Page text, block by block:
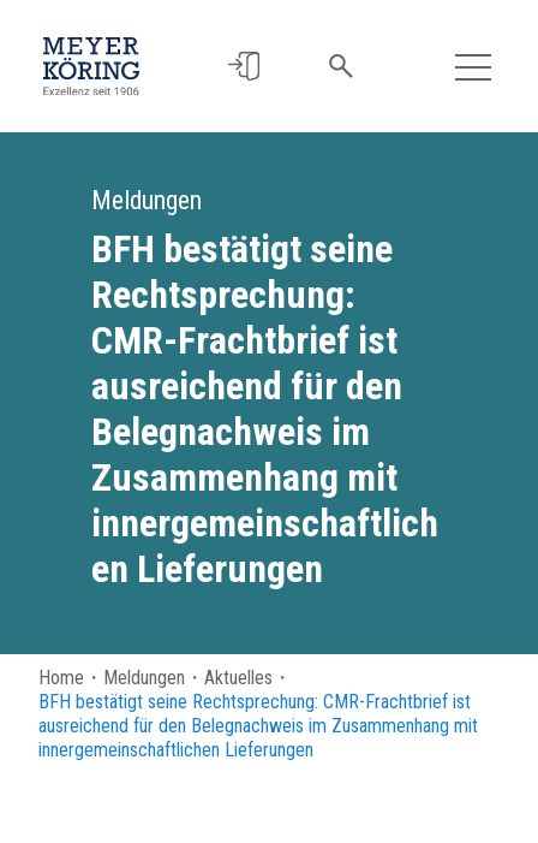
Meldungen
BFH bestätigt seine
Rechtsprechung:
CMR-Frachtbrief ist
ausreichend für den
Belegnachweis im
Zusammenhang mit
innergemeinschaftlich
en Lieferungen
Home ・ Meldungen ・ Aktuelles ・
BFH bestätigt seine Rechtsprechung: CMR-Frachtbrief ist
ausreichend für den Belegnachweis im Zusammenhang mit
innergemeinschaftlichen Lieferungen